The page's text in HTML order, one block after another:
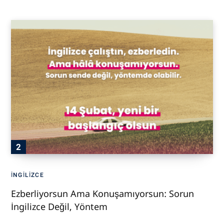
İNGILIZCE
Ezberliyorsun Ama Konuşamıyorsun: Sorun
İngilizce Değil, Yöntem